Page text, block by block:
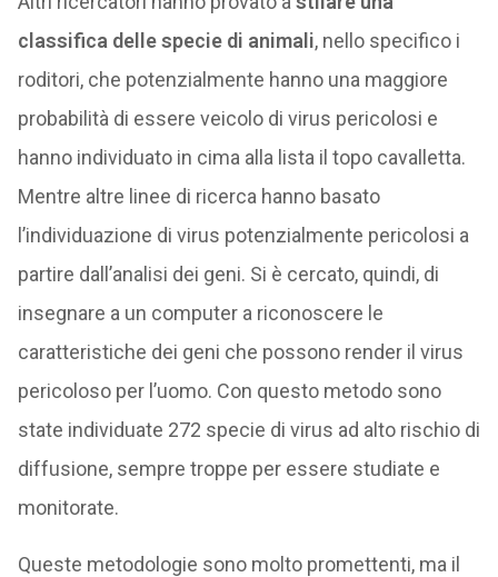
classifica delle specie di animali, nello specifico i
roditori, che potenzialmente hanno una maggiore
probabilità di essere veicolo di virus pericolosi e
hanno individuato in cima alla lista il topo cavalletta.
Mentre altre linee di ricerca hanno basato
l’individuazione di virus potenzialmente pericolosi a
partire dall’analisi dei geni. Si è cercato, quindi, di
insegnare a un computer a riconoscere le
caratteristiche dei geni che possono render il virus
pericoloso per l’uomo. Con questo metodo sono
state individuate 272 specie di virus ad alto rischio di
diffusione, sempre troppe per essere studiate e
monitorate.
Queste metodologie sono molto promettenti, ma il